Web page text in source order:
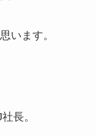
います。
長。